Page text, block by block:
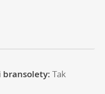
bransolety: Tak